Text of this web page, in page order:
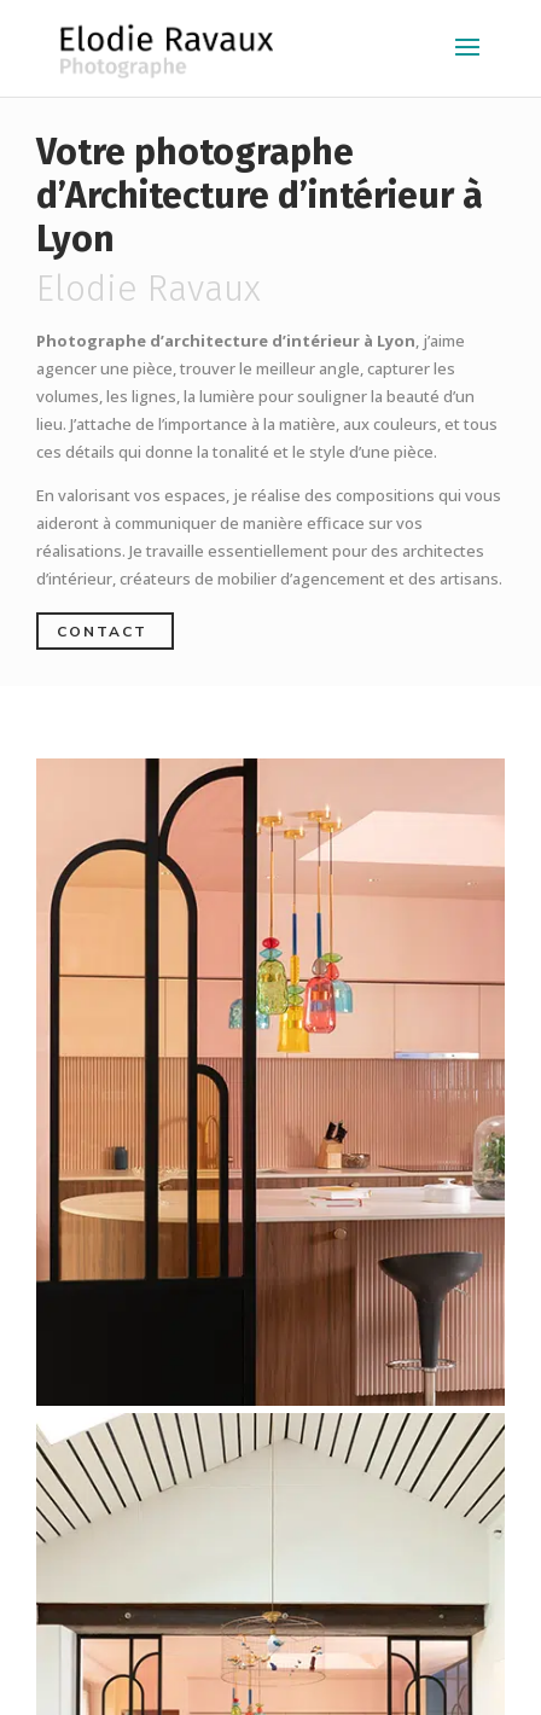
Votre photographe
d’Architecture d’intérieur à
Lyon
Elodie Ravaux
Photographe d’architecture d’intérieur à Lyon, j’aime
agencer une pièce, trouver le meilleur angle, capturer les
volumes, les lignes, la lumière pour souligner la beauté d’un
lieu. J’attache de l’importance à la matière, aux couleurs, et tous
ces détails qui donne la tonalité et le style d’une pièce.
En valorisant vos espaces, je réalise des compositions qui vous
aideront à communiquer de manière efficace sur vos
réalisations. Je travaille essentiellement pour des architectes
d’intérieur, créateurs de mobilier d’agencement et des artisans.
CONTACT